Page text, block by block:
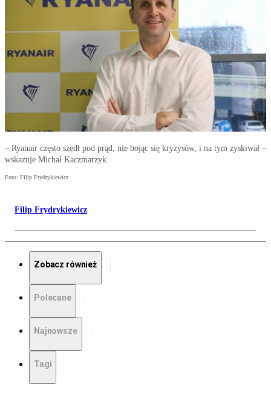
– Ryanair często szedł pod prąd, nie bojąc się kryzysów, i na tym zyskiwał –
wskazuje Michał Kaczmarzyk
Foto: Filip Frydrykiewicz
Filip Frydrykiewicz
Zobacz również
Polecane
Najnowsze
Tagi